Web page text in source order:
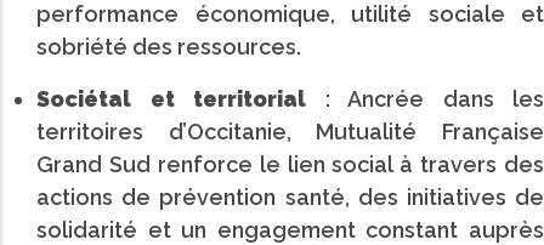
performance économique, utilité sociale et
sobriété des ressources.
Sociétal et territorial : Ancrée dans les
territoires d’Occitanie, Mutualité Française
Grand Sud renforce le lien social à travers des
actions de prévention santé, des initiatives de
solidarité et un engagement constant auprès